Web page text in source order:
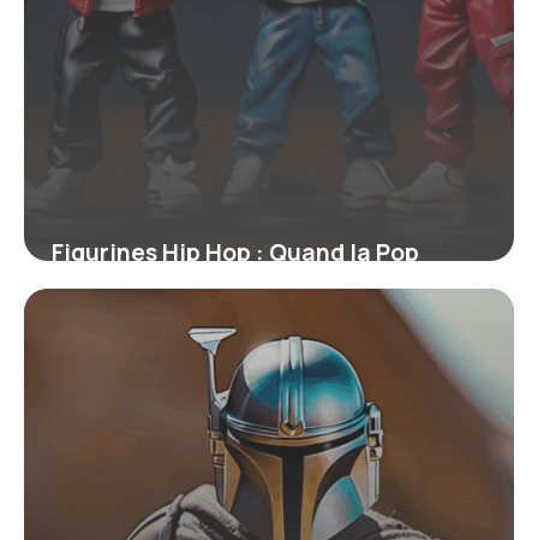
Figurines Hip Hop : Quand la Pop
Culture Rend Hommage aux Légendes